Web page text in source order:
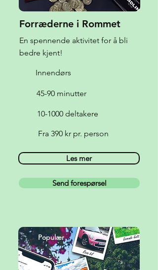
Forræderne i Rommet
En spennende aktivitet for å bli
bedre kjent!
Innendørs
45-90 minutter
10-1000 deltakere
Fra 390 kr pr. person
Les mer
Send forespørsel
Populær